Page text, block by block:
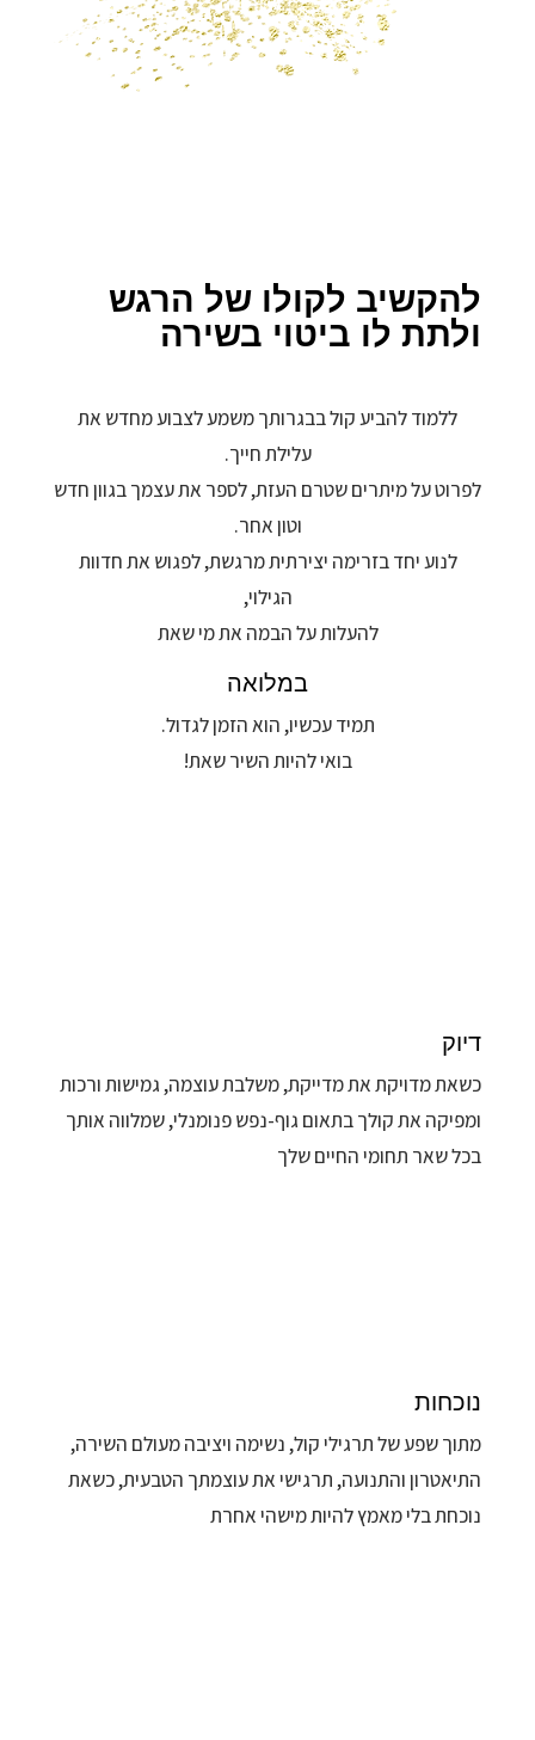
להקשיב לקולו של הרגש
ולתת לו ביטוי בשירה
ללמוד להביע קול בבגרותך משמע לצבוע מחדש את
עלילת חייך.
לפרוט על מיתרים שטרם העזת, לספר את עצמך בגוון חדש
וטון אחר.
לנוע יחד בזרימה יצירתית מרגשת, לפגוש את חדוות
הגילוי,
להעלות על הבמה את מי שאת
במלואה
תמיד עכשיו, הוא הזמן לגדול.
בואי להיות השיר שאת!
דיוק
כשאת מדויקת את מדייקת, משלבת עוצמה, גמישות ורכות
ומפיקה את קולך בתאום גוף-נפש פנומנלי, שמלווה אותך
בכל שאר תחומי החיים שלך
נוכחות
מתוך שפע של תרגילי קול, נשימה ויציבה מעולם השירה,
התיאטרון והתנועה, תרגישי את עוצמתך הטבעית, כשאת
נוכחת בלי מאמץ להיות מישהי אחרת